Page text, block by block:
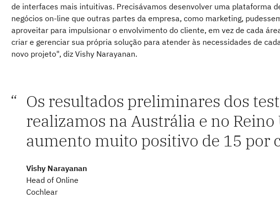
de interfaces mais intuitivas. Precisávamos desenvolver uma plataforma
negócios on-line que outras partes da empresa, como marketing,
aproveitar para impulsionar o envolvimento do cliente, em vez de cada
criar e gerenciar sua própria solução para atender às necessidades de
novo projeto", diz Vishy Narayanan.
Os resultados preliminares dos
realizamos na Austrália e no
aumento muito positivo de 15 por
Vishy Narayanan
Head of Online
Cochlear